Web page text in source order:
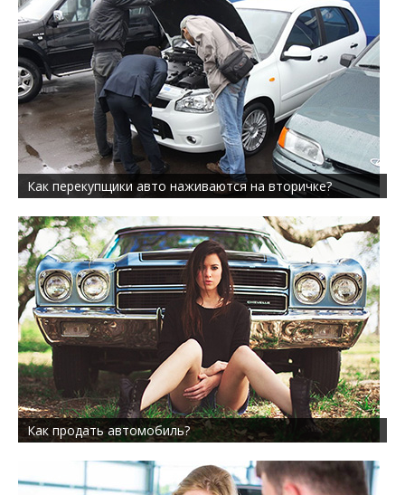
Как перекупщики авто наживаются на вторичке?
Как продать автомобиль?